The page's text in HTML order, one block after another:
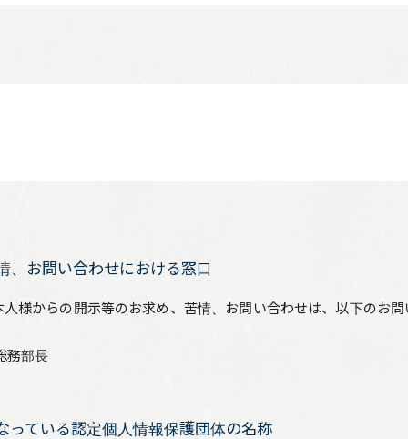
、お問い合わせにおける窓口
様からの開示等のお求め、苦情、お問い合わせは、以下のお
務部長
っている認定個人情報保護団体の名称